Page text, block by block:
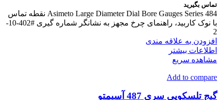
تماس بگیرید
Asimeto Large Diameter Dial Bore Gauges Series 484 نقطه تماس
با نوک کاربید، راهنمای چرخ مجهز به نشانگر شماره گیری #402-10-
2
افزودن به علاقه مندی
اطلاعات بیشتر
مشاهده سریع
Add to compare
گیج تلسکوپی سری 487 آسیمتو